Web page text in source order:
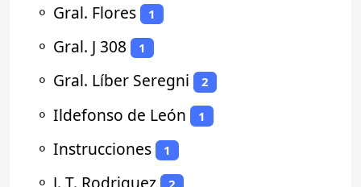
⚬ Gral. Flores 1
⚬ Gral. J 308 1
⚬ Gral. Líber Seregni 2
⚬ Ildefonso de León 1
⚬ Instrucciones 1
⚬ J. T. Rodriguez